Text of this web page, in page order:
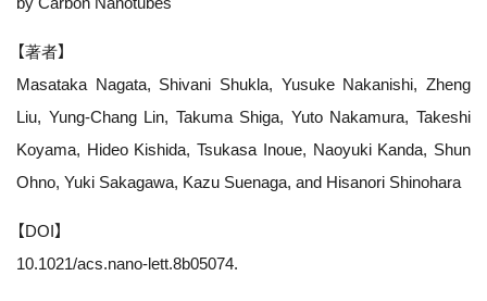
【著者】
Masataka Nagata, Shivani Shukla, Yusuke Nakanishi, Zheng
Liu, Yung-Chang Lin, Takuma Shiga, Yuto Nakamura, Takeshi
Koyama, Hideo Kishida, Tsukasa Inoue, Naoyuki Kanda, Shun
Ohno, Yuki Sakagawa, Kazu Suenaga, and Hisanori Shinohara
【DOI】
10.1021/acs.nano-lett.8b05074.